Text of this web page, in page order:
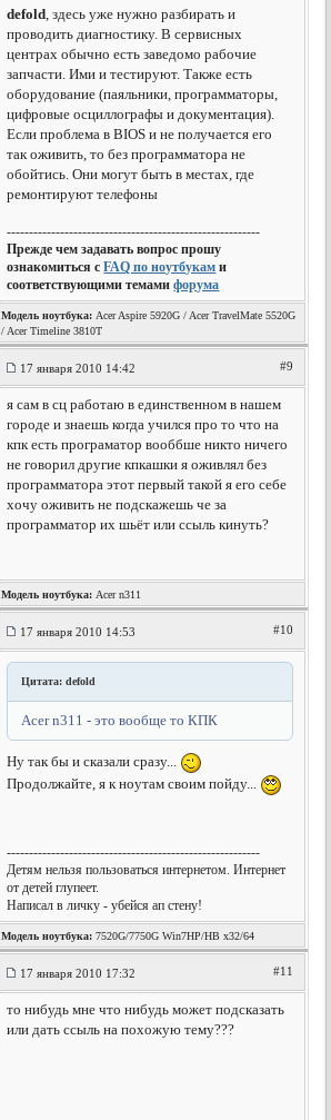
defold, здесь уже нужно разбирать и
проводить диагностику. В сервисных
центрах обычно есть заведомо рабочие
запчасти. Ими и тестируют. Также есть
оборудование (паяльники, программаторы,
цифровые осциллографы и документация).
Если проблема в BIOS и не получается его
так оживить, то без программатора не
обойтись. Они могут быть в местах, где
ремонтируют телефоны
---------------------------------------------------------
Прежде чем задавать вопрос прошу
ознакомиться сFAQ по ноутбукам и
соответствующими темамифорума
Модель ноутбука: Acer Aspire 5920G / Acer TravelMate 5520G
/ Acer Timeline 3810T
17 января 2010 14:42 #9
я сам в сц работаю в единственном в нашем
городе и знаешь когда учился про то что на
кпк есть програматор вооббше никто ничего
не говорил другие кпкашки я оживлял без
программатора этот первый такой я его себе
хочу оживить не подскажешь че за
программатор их шьёт или ссыль кинуть?
Модель ноутбука: Acer n311
17 января 2010 14:53 #10
Цитата: defold
Acer n311 - это вообще то КПК
Ну так бы и сказали сразу...
Продолжайте, я к ноутам своим пойду...
---------------------------------------------------------
Детям нельзя пользоваться интернетом. Интернет
от детей глупеет.
Написал в личку - убейся ап стену!
Модель ноутбука: 7520G/7750G Win7HP/HB x32/64
17 января 2010 17:32 #11
то нибудь мне что нибудь может подсказать
или дать ссыль на похожую тему???